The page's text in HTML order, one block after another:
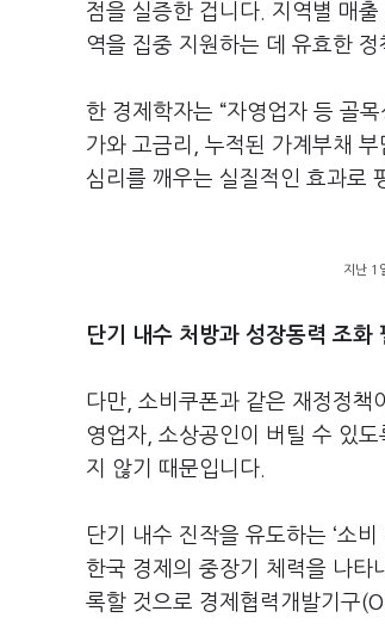
점을 실증한 겁니다. 지역별 매
역을 집중 지원하는 데 유효한
한 경제학자는 “자영업자 등 골
가와 고금리, 누적된 가계부채
심리를 깨우는 실질적인 효과로
지난 1
단기 내수 처방과 성장동력 조화
다만, 소비쿠폰과 같은 재정정책
영업자, 소상공인이 버틸 수 있
지 않기 때문입니다.
단기 내수 진작을 유도하는 ‘소
한국 경제의 중장기 체력을 나타
록할 것으로 경제협력개발기구